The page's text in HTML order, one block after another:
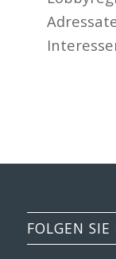
FOLGEN SIE